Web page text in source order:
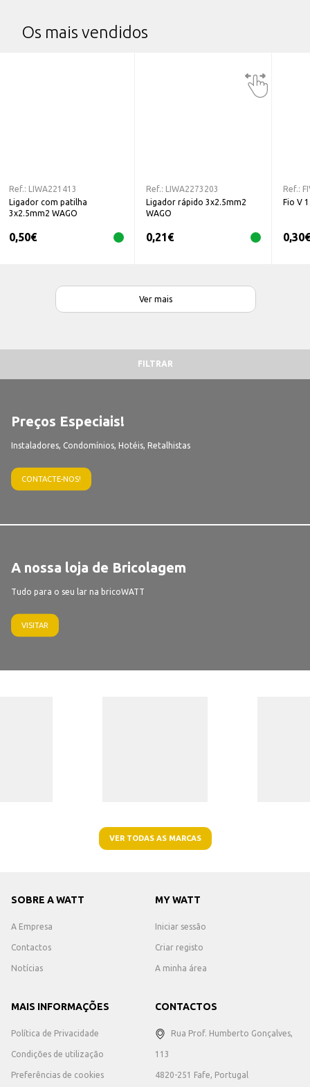
Os mais vendidos
Ref.:
LIWA221413
Ligador com patilha
3x2.5mm2 WAGO
0,50€
Ref.:
LIWA2273203
Ligador rápido 3x2.5mm2
WAGO
0,21€
Ref.:
Fio V
0,30€
Ver mais
FILTRAR
Preços Especiais!
Instaladores, Condomínios, Hotéis, Retalhistas
CONTACTE-NOS!
A nossa loja de Bricolagem
Tudo para o seu lar na bricoWATT
VISITAR
VER TODAS AS MARCAS
SOBRE A WATT
A Empresa
Contactos
Notícias
MY WATT
Iniciar sessão
Criar registo
A minha área
MAIS INFORMAÇÕES
Política de Privacidade
Condições de utilização
Preferências de cookies
CONTACTOS
Rua Prof. Humberto Gonçalves,
113
4820-251 Fafe, Portugal